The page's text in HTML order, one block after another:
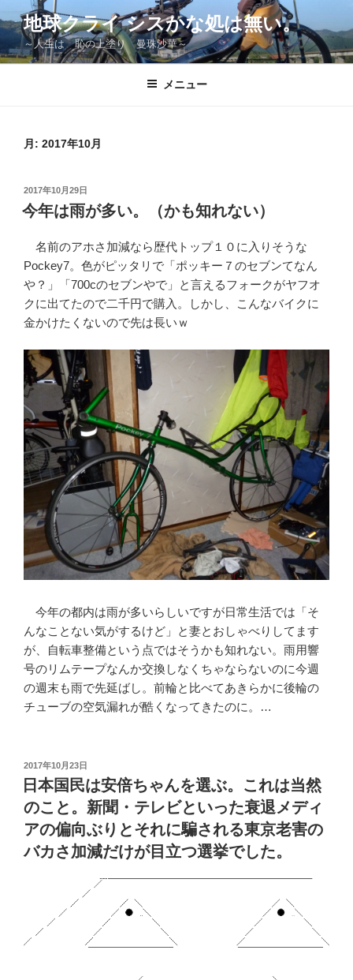
ン
テ
ン
地球クライ シスかな処は無い。
～人生は 恥の上塗り 曼珠沙華～
メニュー
月: 2017年10月
投
稿
日:
2017年10月29日
今年は雨が多い。（かも知れない）
名前のアホさ加減なら歴代トップ１０に入りそうな
Pockey7。色がピッタリで「ポッキー７のセブンてなん
や？」「700cのセブンやで」と言えるフォークがヤフオ
クに出てたので二千円で購入。しかし、こんなバイクに
金かけたくないので先は長いｗ
今年の都内は雨が多いらしいですが日常生活では「そ
んなことない気がするけど」と妻とおしゃべりしてます
が、自転車整備という点ではそうかも知れない。雨用響
号のリムテープなんか交換しなくちゃならないのに今週
の週末も雨で先延ばし。前輪と比べてあきらかに後輪の
チューブの空気漏れが酷くなってきたのに。…
投
稿
日:
2017年10月23日
日本国民は安倍ちゃんを選ぶ。これは当然
のこと。新聞・テレビといった衰退メディ
アの偏向ぶりとそれに騙される東京老害の
バカさ加減だけが目立つ選挙でした。